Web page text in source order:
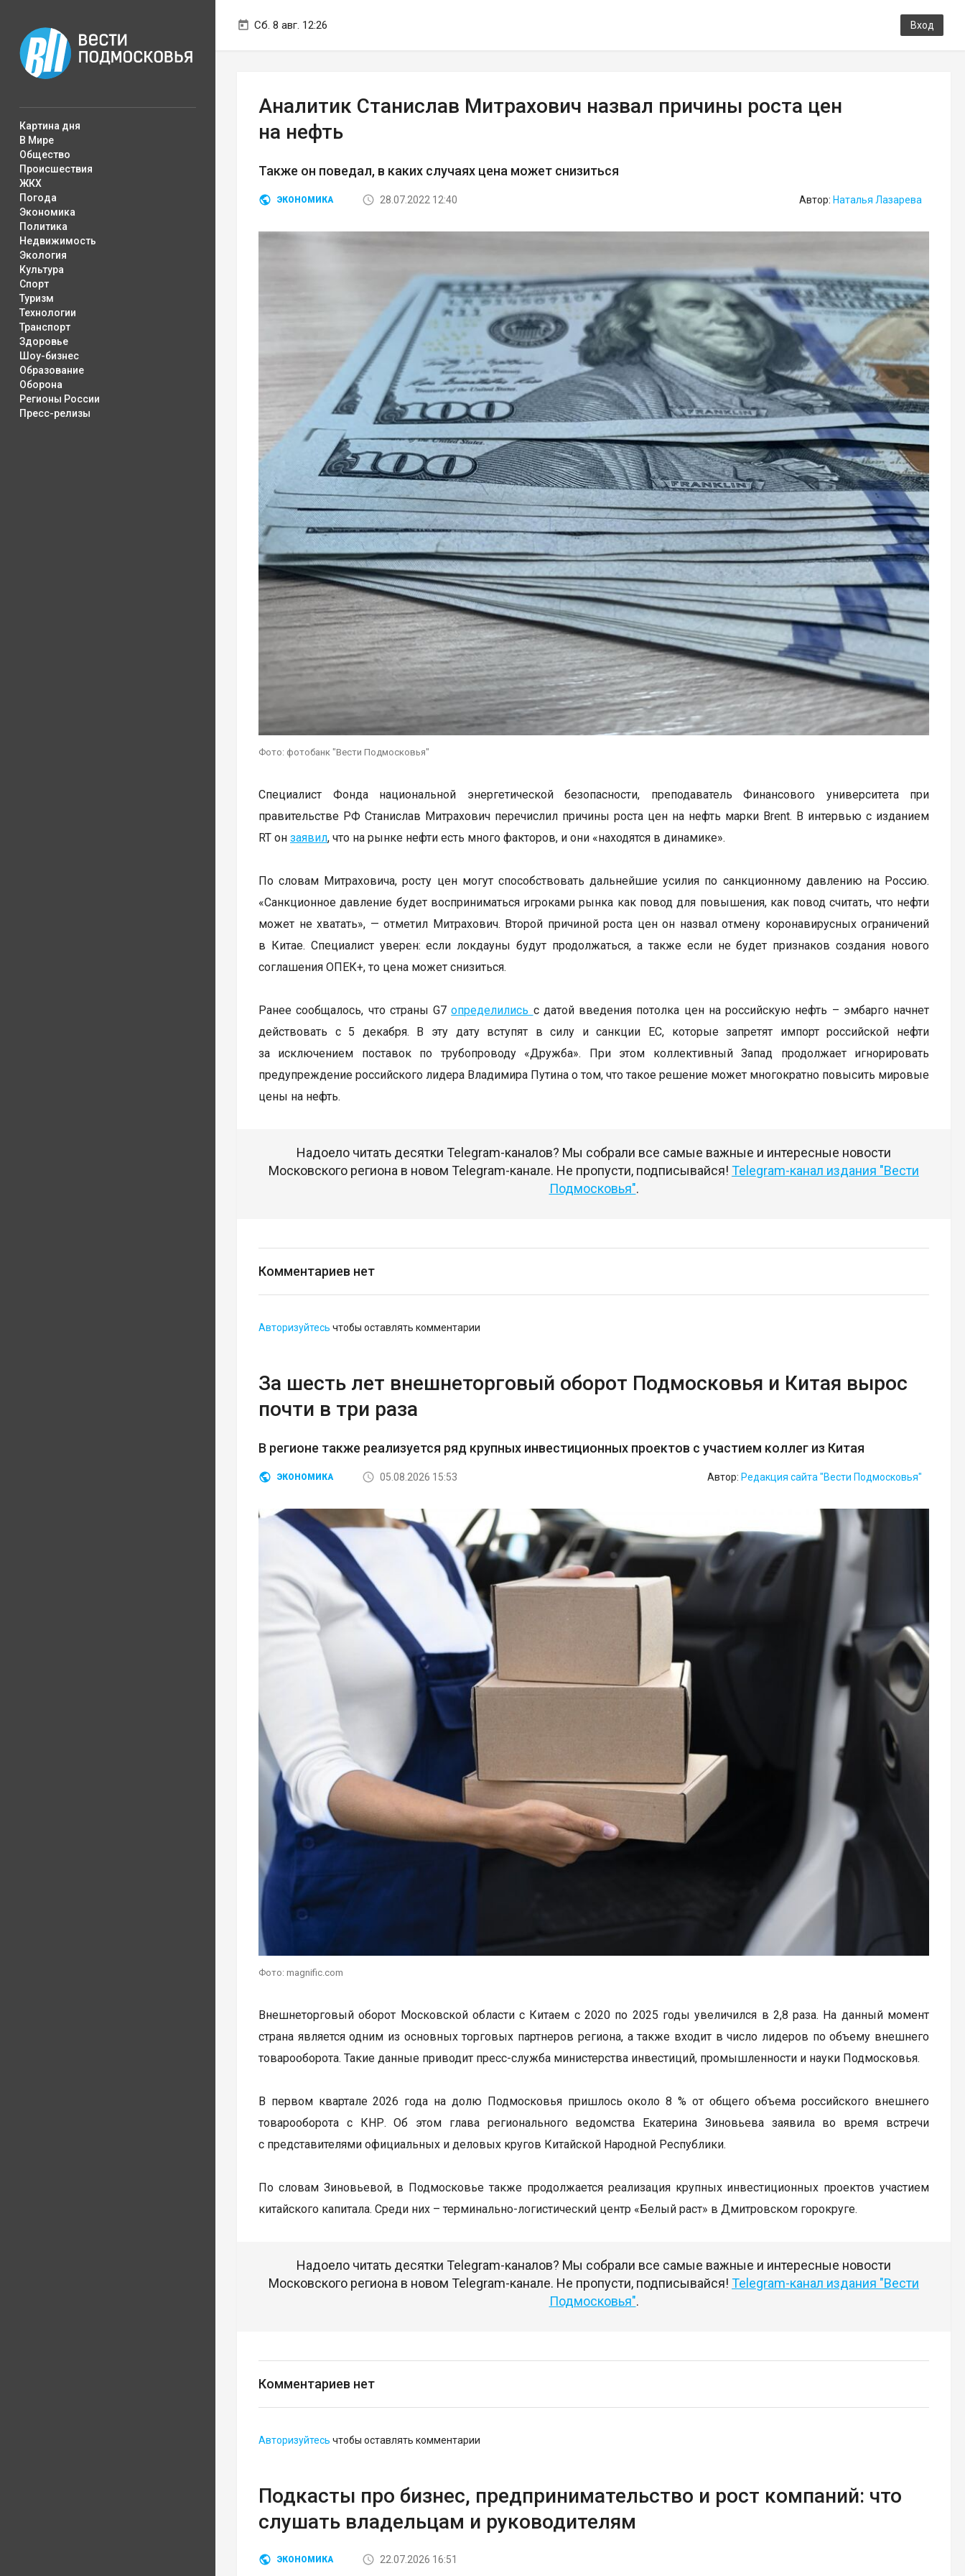
Сб. 8 авг. 12:26 Вход
Картина дня
В Мире
Общество
Происшествия
ЖКХ
Погода
Экономика
Политика
Недвижимость
Экология
Культура
Спорт
Туризм
Технологии
Транспорт
Здоровье
Шоу-бизнес
Образование
Оборона
Регионы России
Пресс-релизы
Аналитик Станислав Митрахович назвал причины роста цен
на нефть
Также он поведал, в каких случаях цена может снизиться
ЭКОНОМИКА 28.07.2022 12:40 Автор: Наталья Лазарева
Фото: фотобанк "Вести Подмосковья"
Специалист Фонда национальной энергетической безопасности, преподаватель Финансового университета при
правительстве РФ Станислав Митрахович перечислил причины роста цен на нефть марки Brent. В интервью с изданием
RT он заявил, что на рынке нефти есть много факторов, и они «находятся в динамике».
По словам Митраховича, росту цен могут способствовать дальнейшие усилия по санкционному давлению на Россию.
«Санкционное давление будет восприниматься игроками рынка как повод для повышения, как повод считать, что нефти
может не хватать», — отметил Митрахович. Второй причиной роста цен он назвал отмену коронавирусных ограничений
в Китае. Специалист уверен: если локдауны будут продолжаться, а также если не будет признаков создания нового
соглашения ОПЕК+, то цена может снизиться.
Ранее сообщалось, что страны G7определились с датой введения потолка цен на российскую нефть – эмбарго начнет
действовать с 5 декабря. В эту дату вступят в силу и санкции ЕС, которые запретят импорт российской нефти
за исключением поставок по трубопроводу «Дружба». При этом коллективный Запад продолжает игнорировать
предупреждение российского лидера Владимира Путина о том, что такое решение может многократно повысить мировые
цены на нефть.
Надоело читать десятки Telegram-каналов? Мы собрали все самые важные и интересные новости
Московского региона в новом Telegram-канале. Не пропусти, подписывайся! Telegram-канал издания "Вести
Подмосковья".
Комментариев нет
Авторизуйтесь чтобы оставлять комментарии
За шесть лет внешнеторговый оборот Подмосковья и Китая вырос
почти в три раза
В регионе также реализуется ряд крупных инвестиционных проектов с участием коллег из Китая
ЭКОНОМИКА 05.08.2026 15:53 Автор: Редакция сайта "Вести Подмосковья"
Фото: magnific.com
Внешнеторговый оборот Московской области с Китаем с 2020 по 2025 годы увеличился в 2,8 раза. На данный момент
страна является одним из основных торговых партнеров региона, а также входит в число лидеров по объему внешнего
товарооборота. Такие данные приводит пресс-служба министерства инвестиций, промышленности и науки Подмосковья.
В первом квартале 2026 года на долю Подмосковья пришлось около 8 % от общего объема российского внешнего
товарооборота с КНР. Об этом глава регионального ведомства Екатерина Зиновьева заявила во время встречи
с представителями официальных и деловых кругов Китайской Народной Республики.
По словам Зиновьевой, в Подмосковье также продолжается реализация крупных инвестиционных проектов участием
китайского капитала. Среди них – терминально-логистический центр «Белый раст» в Дмитровском горокруге.
Надоело читать десятки Telegram-каналов? Мы собрали все самые важные и интересные новости
Московского региона в новом Telegram-канале. Не пропусти, подписывайся! Telegram-канал издания "Вести
Подмосковья".
Комментариев нет
Авторизуйтесь чтобы оставлять комментарии
Подкасты про бизнес, предпринимательство и рост компаний: что
слушать владельцам и руководителям
ЭКОНОМИКА 22.07.2026 16:51